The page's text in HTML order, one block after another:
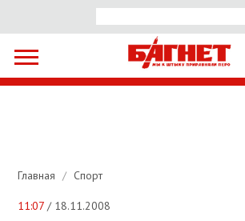
Главная / Спорт
11:07 / 18.11.2008